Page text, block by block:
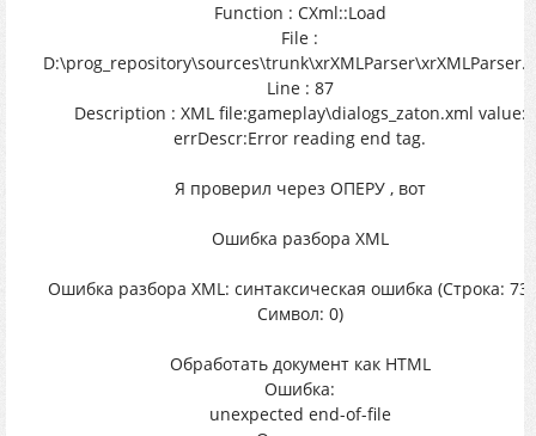
Function : CXml::Load
File :
Line : 87
Description : XML file:gameplay\dialogs_zaton.xml value:
errDescr:Error reading end tag.
Я проверил через ОПЕРУ , вот
Ошибка разбора XML
Ошибка разбора XML: синтаксическая ошибка (Строка:
Символ: 0)
Обработать документ как HTML
Ошибка:
unexpected end-of-file